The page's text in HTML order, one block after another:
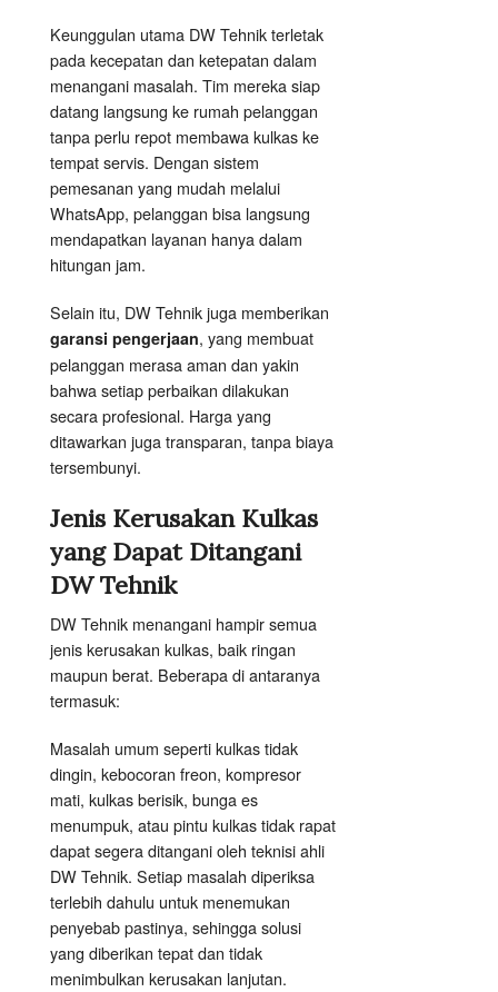
Keunggulan utama DW Tehnik terletak
pada kecepatan dan ketepatan dalam
menangani masalah. Tim mereka siap
datang langsung ke rumah pelanggan
tanpa perlu repot membawa kulkas ke
tempat servis. Dengan sistem
pemesanan yang mudah melalui
WhatsApp, pelanggan bisa langsung
mendapatkan layanan hanya dalam
hitungan jam.
Selain itu, DW Tehnik juga memberikan
garansi pengerjaan, yang membuat
pelanggan merasa aman dan yakin
bahwa setiap perbaikan dilakukan
secara profesional. Harga yang
ditawarkan juga transparan, tanpa biaya
tersembunyi.
Jenis Kerusakan Kulkas
yang Dapat Ditangani
DW Tehnik
DW Tehnik menangani hampir semua
jenis kerusakan kulkas, baik ringan
maupun berat. Beberapa di antaranya
termasuk:
Masalah umum seperti kulkas tidak
dingin, kebocoran freon, kompresor
mati, kulkas berisik, bunga es
menumpuk, atau pintu kulkas tidak rapat
dapat segera ditangani oleh teknisi ahli
DW Tehnik. Setiap masalah diperiksa
terlebih dahulu untuk menemukan
penyebab pastinya, sehingga solusi
yang diberikan tepat dan tidak
menimbulkan kerusakan lanjutan.